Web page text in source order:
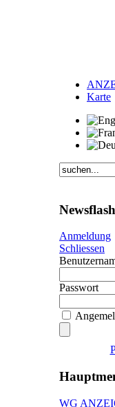
Karte
Newsflash
Anmeldung
Schliessen
Passwort
WG